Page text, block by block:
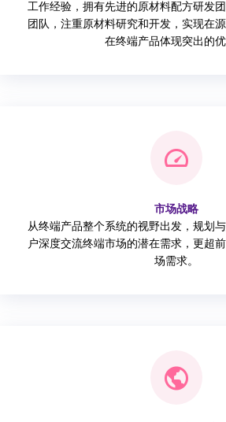
工作经验，拥有先进的原材料配方研发
团队，注重原材料研究和开发，实现在
在终端产品体现突出的优
市场战略
从终端产品整个系统的视野出发，规划
户深度交流终端市场的潜在需求，更超
场需求。